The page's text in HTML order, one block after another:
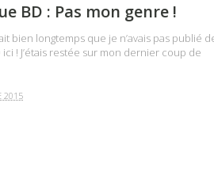
BD : Pas mon genre !
bien longtemps que je n’avais pas publié
! J’étais restée sur mon dernier coup de
2015